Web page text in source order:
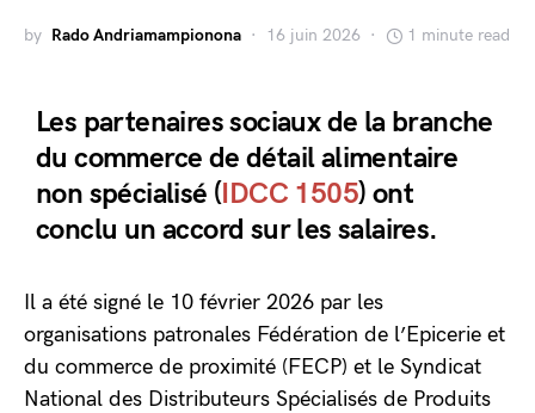
by Rado Andriamampionona 16 juin 2026 1 minute read
Les partenaires sociaux de la branche
du commerce de détail alimentaire
non spécialisé (IDCC 1505) ont
conclu un accord sur les salaires.
Il a été signé le 10 février 2026 par les
organisations patronales Fédération de l’Epicerie et
du commerce de proximité (FECP) et le Syndicat
National des Distributeurs Spécialisés de Produits